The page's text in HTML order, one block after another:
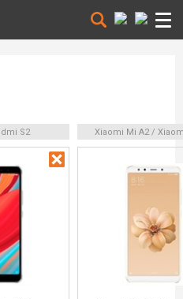
S2 Xiaomi Mi A2 /